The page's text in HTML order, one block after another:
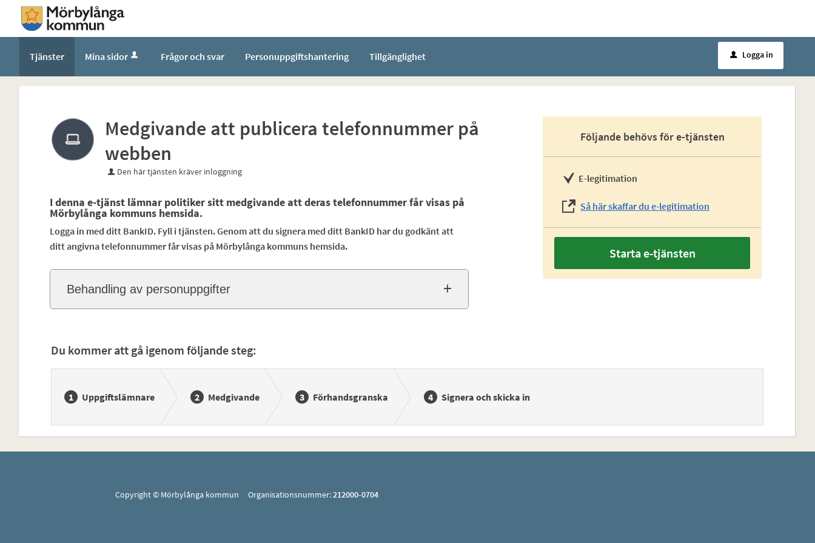
Tjänster Mina sidor Frågor och svar Personuppgiftshantering Tillgänglighet u Logga in
Medgivande att publicera telefonnummer på
webben
Den här tjänsten kräver inloggning
I denna e-tjänst lämnar politiker sitt medgivande att deras telefonnummer får visas på
Mörbylånga kommuns hemsida.
Logga in med ditt BankID. Fyll i tjänsten. Genom att du signera med ditt BankID har du godkänt att
ditt angivna telefonnummer får visas på Mörbylånga kommuns hemsida.
Behandling av personuppgifter
Följande behövs för e-tjänsten
E-legitimation
Så här skaffar du e-legitimation
Starta e-tjänsten
Du kommer att gå igenom följande steg:
Uppgiftslämnare Medgivande Förhandsgranska Signera och skicka in
Copyright © Mörbylånga kommun Organisationsnummer:212000-0704